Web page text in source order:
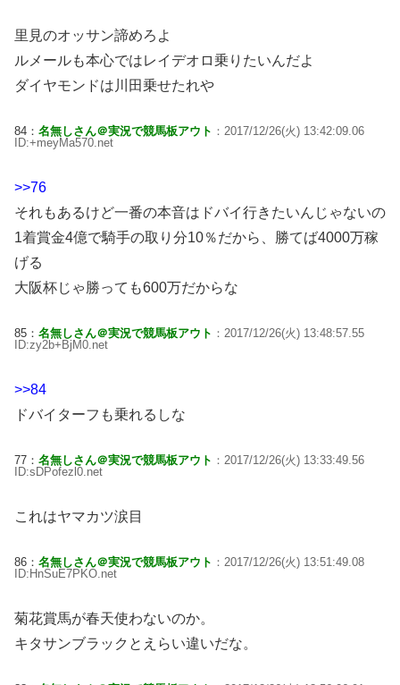
里見のオッサン諦めろよ
ルメールも本心ではレイデオロ乗りたいんだよ
ダイヤモンドは川田乗せたれや
84： 名無しさん＠実況で競馬板アウト ：2017/12/26(火) 13:42:09.06
ID:+meyMa570.net
>>76
それもあるけど一番の本音はドバイ行きたいんじゃないの
1着賞金4億で騎手の取り分10％だから、勝てば4000万稼
げる
大阪杯じゃ勝っても600万だからな
85： 名無しさん＠実況で競馬板アウト ：2017/12/26(火) 13:48:57.55
ID:zy2b+BjM0.net
>>84
ドバイターフも乗れるしな
77： 名無しさん＠実況で競馬板アウト ：2017/12/26(火) 13:33:49.56
ID:sDPofezl0.net
これはヤマカツ涙目
86： 名無しさん＠実況で競馬板アウト ：2017/12/26(火) 13:51:49.08
ID:HnSuE7PKO.net
菊花賞馬が春天使わないのか。
キタサンブラックとえらい違いだな。